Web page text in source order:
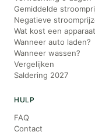
Gemiddelde
Negatieve
Wat kost een
Wanneer auto laden?
Wanneer wassen?
Vergelijken
Saldering 2027
HULP
FAQ
Contact